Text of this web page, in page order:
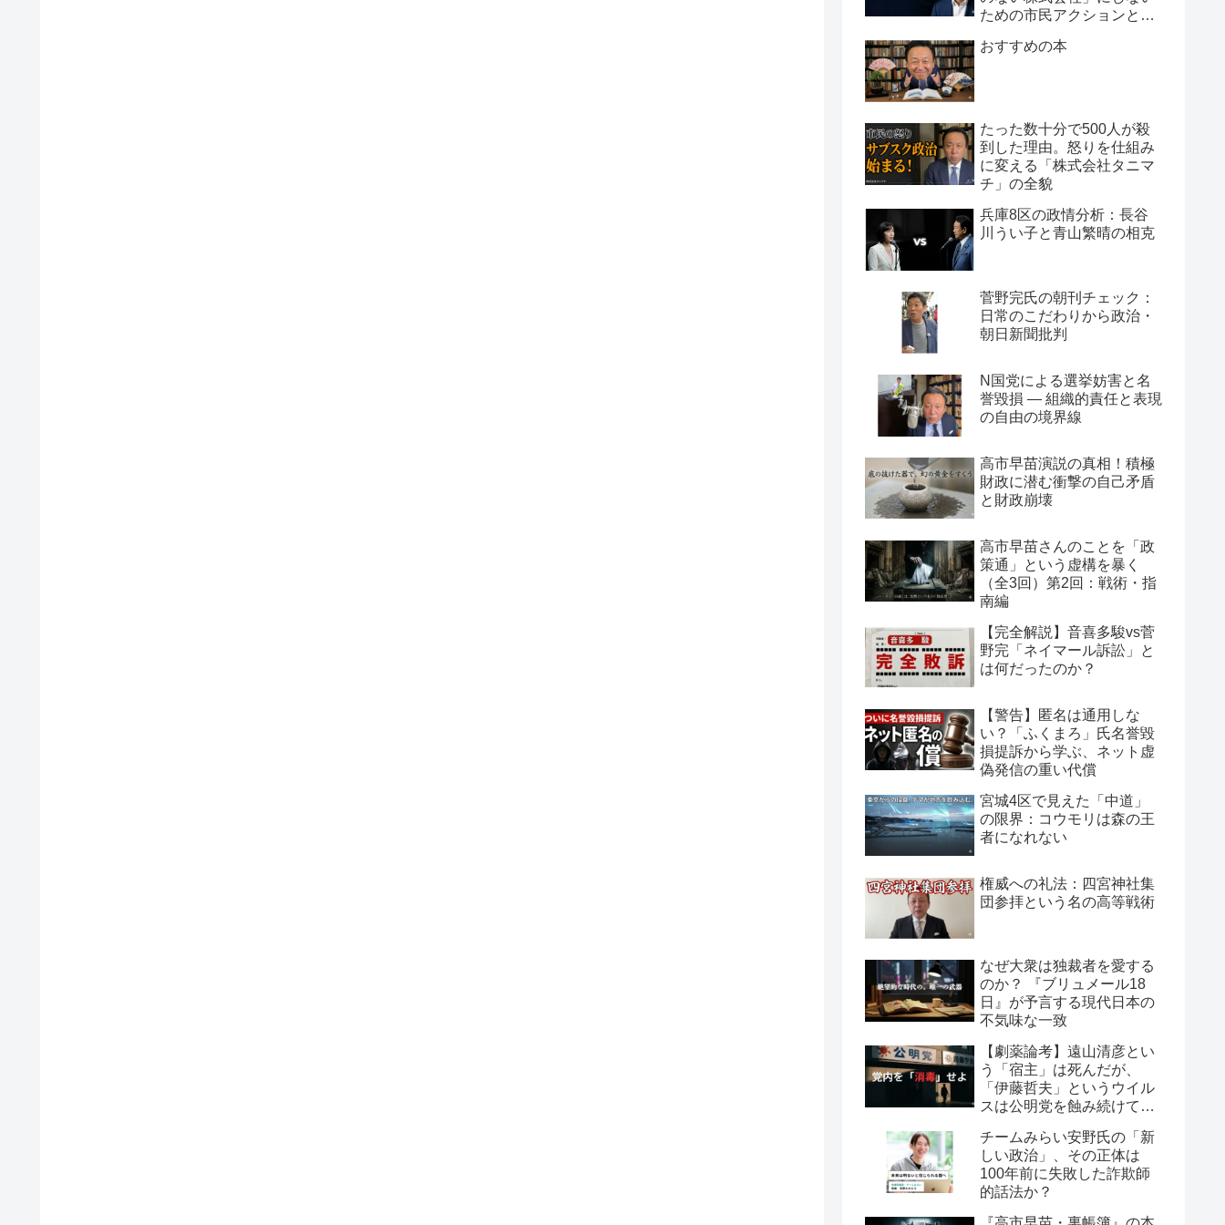
ための市民アクションと組
おすすめの本
たった数十分で500人が殺
到した理由。怒りを仕組み
に変える「株式会社タニマ
チ」の全貌
兵庫8区の政情分析：長谷
川うい子と青山繁晴の相克
菅野完氏の朝刊チェック：
日常のこだわりから政治・
朝日新聞批判
N国党による選挙妨害と名
誉毀損 ― 組織的責任と表現
の自由の境界線
高市早苗演説の真相！積極
財政に潜む衝撃の自己矛盾
と財政崩壊
高市早苗さんのことを「政
策通」という虚構を暴く
（全3回）第2回：戦術・指
南編
【完全解説】音喜多駿vs菅
野完「ネイマール訴訟」と
は何だったのか？
【警告】匿名は通用しな
い？「ふくまろ」氏名誉毀
損提訴から学ぶ、ネット虚
偽発信の重い代償
宮城4区で見えた「中道」
の限界：コウモリは森の王
者になれない
権威への礼法：四宮神社集
団参拝という名の高等戦術
なぜ大衆は独裁者を愛する
のか？ 『ブリュメール18
日』が予言する現代日本の
不気味な一致
【劇薬論考】遠山清彦とい
う「宿主」は死んだが、
「伊藤哲夫」というウイル
スは公明党を蝕み続けてい
チームみらい安野氏の「新
しい政治」、その正体は
100年前に失敗した詐欺師
的話法か？